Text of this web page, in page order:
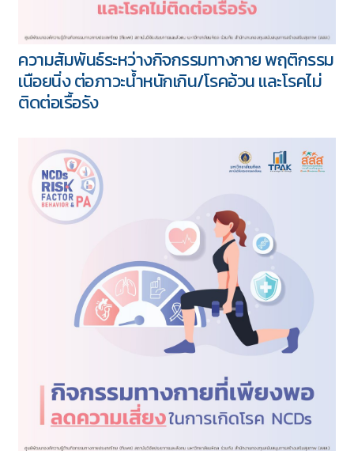
ความสัมพันธ์ระหว่างกิจกรรมทางกาย พฤติกรรม
เนือยนิ่ง ต่อภาวะน้ำหนักเกิน/โรคอ้วน และโรคไม่
ติดต่อเรื้อรัง